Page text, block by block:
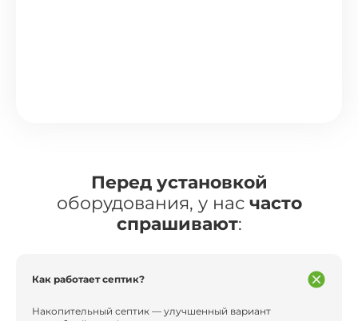
Перед установкой
оборудования, у нас часто
спрашивают:
Как работает септик?
Накопительный септик — улучшенный вариант